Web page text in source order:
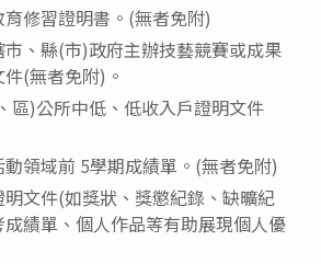
育修習證明書。(無者免附)
市、縣(市)政府主辦技藝競賽或成果
(無者免附)。
區)公所中低、低收入戶證明文件
動領域前 5學期成績單。(無者免附)
明文件(如獎狀、獎懲紀錄、缺曠紀
績單、個人作品等有助展現個人優